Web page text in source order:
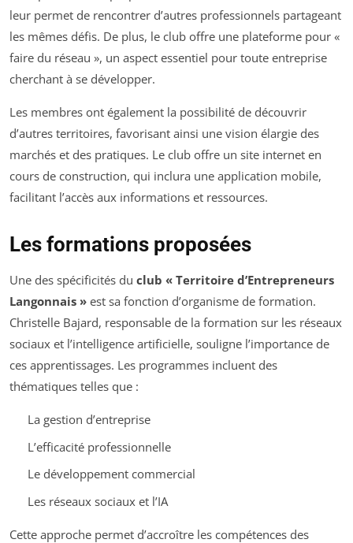
leur permet de rencontrer d’autres professionnels partageant
les mêmes défis. De plus, le club offre une plateforme pour «
faire du réseau », un aspect essentiel pour toute entreprise
cherchant à se développer.
Les membres ont également la possibilité de découvrir
d’autres territoires, favorisant ainsi une vision élargie des
marchés et des pratiques. Le club offre un site internet en
cours de construction, qui inclura une application mobile,
facilitant l’accès aux informations et ressources.
Les formations proposées
Une des spécificités du club « Territoire d’Entrepreneurs
Langonnais » est sa fonction d’organisme de formation.
Christelle Bajard, responsable de la formation sur les réseaux
sociaux et l’intelligence artificielle, souligne l’importance de
ces apprentissages. Les programmes incluent des
thématiques telles que :
La gestion d’entreprise
L’efficacité professionnelle
Le développement commercial
Les réseaux sociaux et l’IA
Cette approche permet d’accroître les compétences des